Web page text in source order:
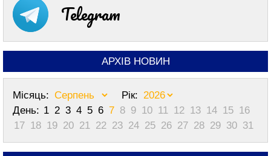
Telegram
АРХІВ НОВИН
Місяць:
Рік:
День: 1 2 3 4 5 6 7 8 9 10 11 12 13 14 15 16
17 18 19 20 21 22 23 24 25 26 27 28 29 30 31